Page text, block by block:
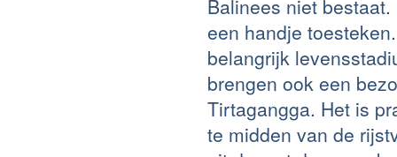
Balinees niet
een handje
belangrijk
brengen ook een
Tirtagangga. Het is
te midden van de